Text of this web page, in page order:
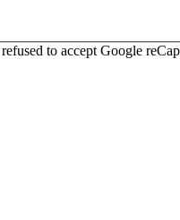
to accept Google